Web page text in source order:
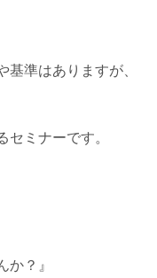
準はありますが、
ミナーです。
か？』